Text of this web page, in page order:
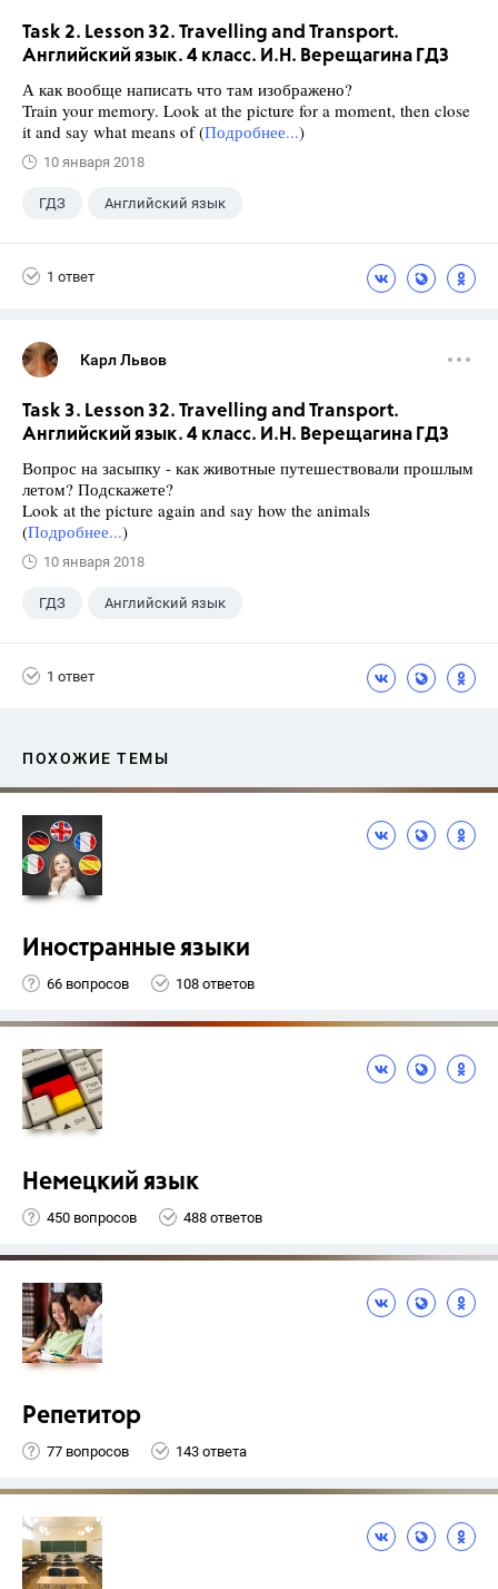
Task 2. Lesson 32. Travelling and Transport.
Английский язык. 4 класс. И.Н. Верещагина ГДЗ
А как вообще написать что там изображено?
Train your memory. Look at the picture for a moment, then close
it and say what means of (Подробнее...)
10 января 2018
ГДЗ Английский язык
1 ответ
Карл Львов
Task 3. Lesson 32. Travelling and Transport.
Английский язык. 4 класс. И.Н. Верещагина ГДЗ
Вопрос на засыпку - как животные путешествовали прошлым
летом? Подскажете?
Look at the picture again and say how the animals
(Подробнее...)
10 января 2018
ГДЗ Английский язык
1 ответ
ПОХОЖИЕ ТЕМЫ
Иностранные языки
66 вопросов 108 ответов
Немецкий язык
450 вопросов 488 ответов
Репетитор
77 вопросов 143 ответа